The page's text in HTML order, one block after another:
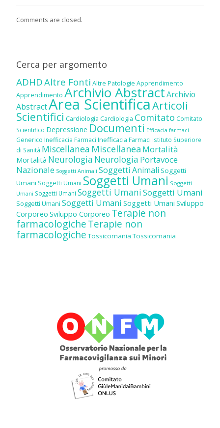
Comments are closed.
Cerca per argomento
ADHDAltre Fonti Altre Patologie Apprendimento
Apprendimento Archivio AbstractArchivio
AbstractArea ScientificaArticoli
Scientifici Cardiologia Cardiologia Comitato Comitato
Scientifico Depressione Documenti Efficacia farmaci
Generico Inefficacia Farmaci Inefficacia Farmaci Istituto Superiore
di Sanità Miscellanea Miscellanea Mortalità
Mortalità Neurologia Neurologia Portavoce
Nazionale Soggetti Animali Soggetti Animali Soggetti
Umani Soggetti Umani Soggetti Umani Soggetti
Umani Soggetti Umani Soggetti UmaniSoggetti Umani
Soggetti Umani Soggetti Umani Soggetti Umani Sviluppo
Corporeo Sviluppo Corporeo Terapie non
farmacologicheTerapie non
farmacologiche Tossicomania Tossicomania